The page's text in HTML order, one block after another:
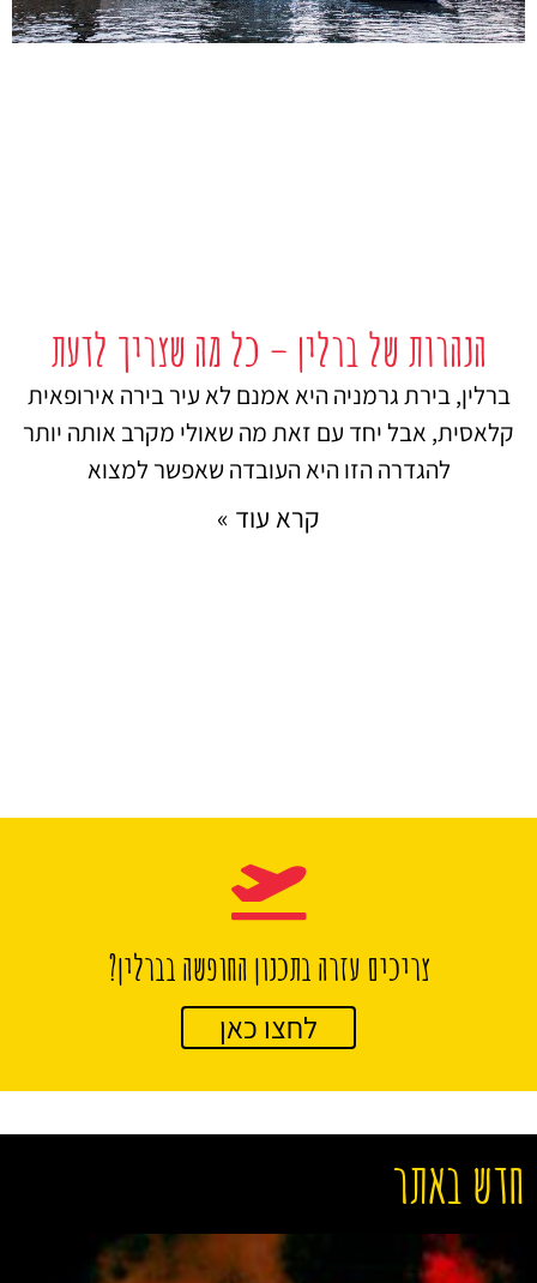
הנהרות של ברלין – כל מה שצריך לדעת
ברלין, בירת גרמניה היא אמנם לא עיר בירה אירופאית
קלאסית, אבל יחד עם זאת מה שאולי מקרב אותה יותר
להגדרה הזו היא העובדה שאפשר למצוא
קרא עוד »
צריכים עזרה בתכנון החופשה בברלין?
לחצו כאן
חדש באתר